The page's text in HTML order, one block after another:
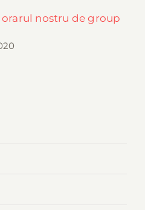
orarul nostru de group